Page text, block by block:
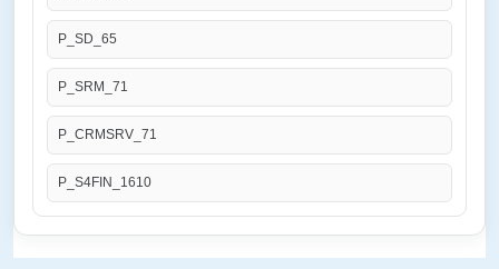
P_SD_65
P_SRM_71
P_CRMSRV_71
P_S4FIN_1610